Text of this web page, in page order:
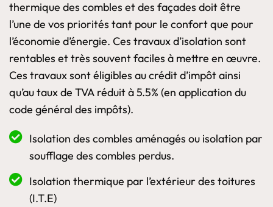
thermique des combles et des façades doit être
l’une de vos priorités tant pour le confort que pour
l’économie d’énergie. Ces travaux d’isolation sont
rentables et très souvent faciles à mettre en œuvre.
Ces travaux sont éligibles au crédit d’impôt ainsi
qu’au taux de TVA réduit à 5.5% (en application du
code général des impôts).
Isolation des combles aménagés ou isolation par
soufflage des combles perdus.
Isolation thermique par l’extérieur des toitures
(I.T.E)